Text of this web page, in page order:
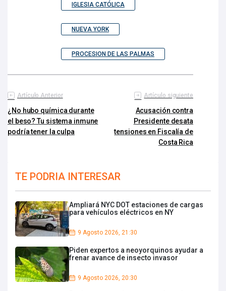
IGLESIA CATÓLICA
NUEVA YORK
PROCESION DE LAS PALMAS
Artículo Anterior
¿No hubo química durante
el beso? Tu sistema inmune
podría tener la culpa
Artículo siguiente
Acusación contra
Presidente desata
tensiones en Fiscalía de
Costa Rica
TE PODRIA INTERESAR
Ampliará NYC DOT estaciones de cargas
para vehículos eléctricos en NY
9 Agosto 2026, 21:30
Piden expertos a neoyorquinos ayudar a
frenar avance de insecto invasor
9 Agosto 2026, 20:30